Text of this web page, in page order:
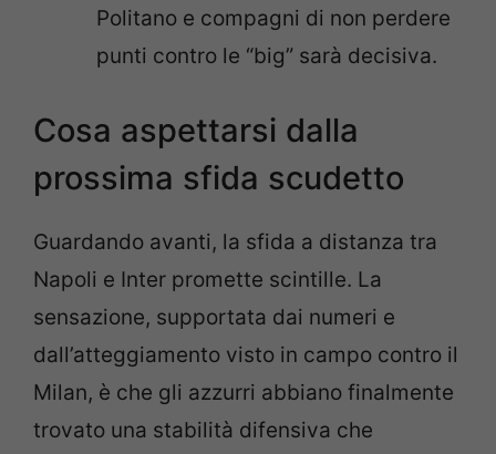
Politano e compagni di non perdere
punti contro le “big” sarà decisiva.
Cosa aspettarsi dalla
prossima sfida scudetto
Guardando avanti, la sfida a distanza tra
Napoli e Inter promette scintille. La
sensazione, supportata dai numeri e
dall’atteggiamento visto in campo contro il
Milan, è che gli azzurri abbiano finalmente
trovato una stabilità difensiva che